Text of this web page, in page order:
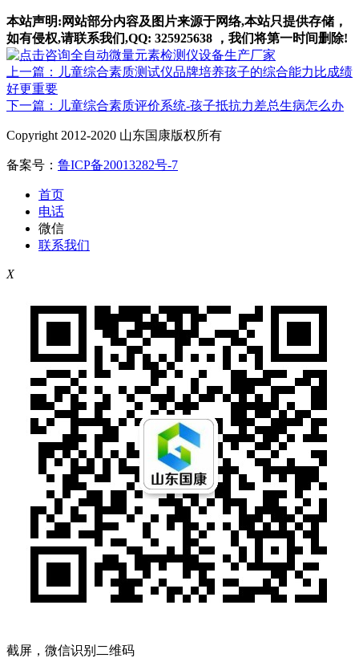
本站声明:网站部分内容及图片来源于网络,本站只提供存储，
如有侵权,请联系我们,QQ: 325925638 ，我们将第一时间删除!
上一篇：儿童综合素质测试仪品牌培养孩子的综合能力比成绩
好更重要
下一篇：儿童综合素质评价系统-孩子抵抗力差总生病怎么办
Copyright 2012-2020 山东国康版权所有
备案号： 鲁ICP备20013282号-7
首页
电话
微信
联系我们
X
截屏，微信识别二维码